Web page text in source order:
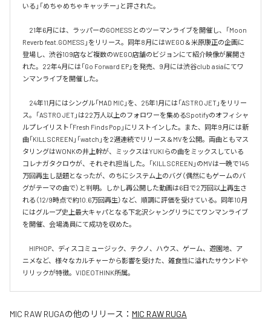
いる」「めちゃめちゃキャッチー」と評された。
21年6月には、ラッパーのGOMESSとのツーマンライブを開催し、「Moon
Reverb feat.GOMESS」をリリース。同年8月にはWEGO＆米原康正の企画に
登場し、渋谷109店など複数のWEGO店舗のビジョンにて紹介映像が展開さ
れた。22年4月には「Go Forward EP」を発売、9月には渋谷club asiaにてワ
ンマンライブを開催した。
24年11月にはシングル「MAD MIC」を、25年1月には「ASTRO JET」をリリー
ス。「ASTRO JET」は22万人以上のフォロワーを集めるSpotifyのオフィシャ
ルプレイリスト「Fresh Finds Pop」にリストインした。また、同年9月には新
曲「KILL SCREEN」「watch」を2週連続でリリース＆MVを公開。両曲ともマス
タリングはWONKの井上幹が、ミックスはYUKIらの曲をミックスしている
コレナガタクロウが、それぞれ担当した。「KILL SCREEN」のMVは一晩で145
万回再生し話題となったが、のちにシステム上のバグ（偶然にもゲームのバ
グがテーマの曲で）と判明。しかし再公開した動画は6日で2万回以上再生さ
れる（12/9時点で約10.6万回再生）など、順調に評価を受けている。同年10月
にはグループ史上最大キャパとなる下北沢シャングリラにてワンマンライブ
を開催、会場満員にて成功を収めた。
HIPHOP、ディスコミュージック、テクノ、ハウス、ゲーム、遊園地、ア
ニメなど、様々なカルチャーから影響を受けた、雑食性に溢れたサウンドや
リリックが特徴。VIDEOTHINK所属。
MIC RAW RUGAの他のリリース： MIC RAW RUGA